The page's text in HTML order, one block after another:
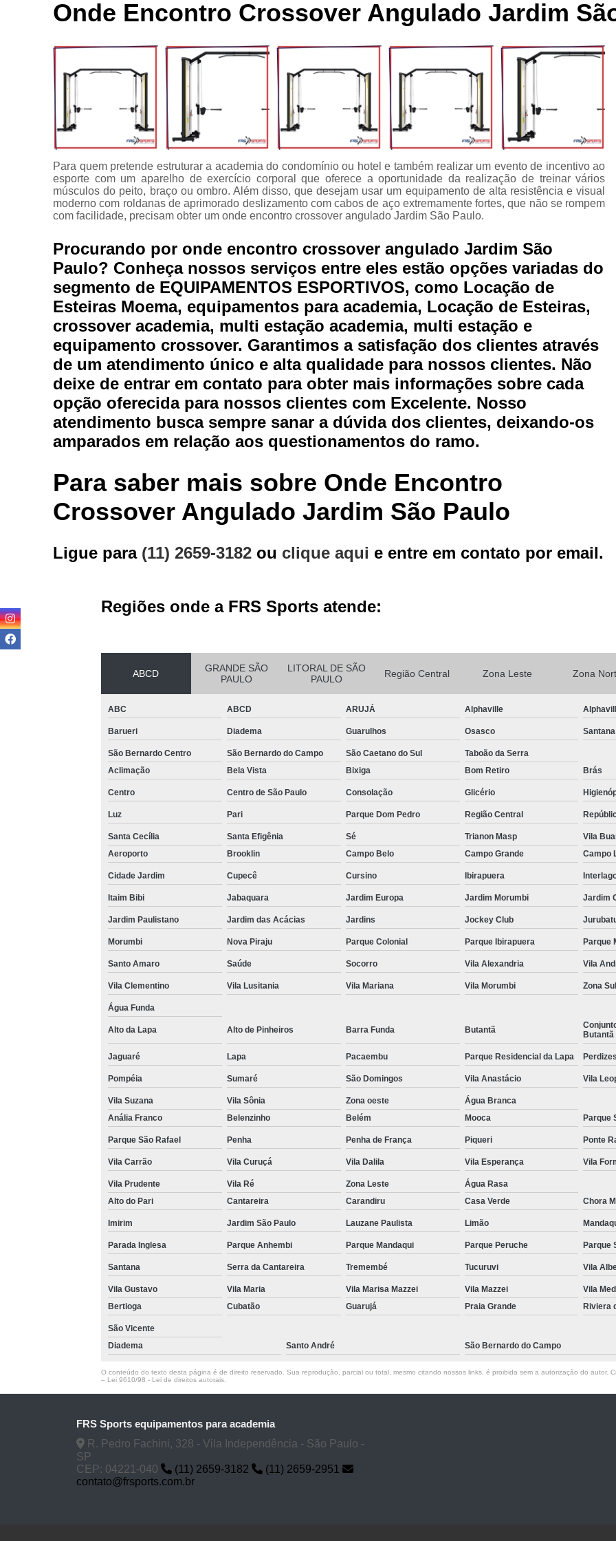
Locação de
aparelhos
equipamentos
academia
Manutenção
para
equipamentos
de academia
Multi estação
Venda de
equipamentos
para
academia
Bicicleta Movement Lxu
Bicicleta Movement Perform
Crossover Academia
Crossover Angulado Crossover
Crossover para Musculação
Crossover Profissional para
Crossover Treinamento Funcional
Equipamento Crossover
Aparelho Elíptico de Academia
Aparelho Elíptico Gt e
Elíptico da Movement
Elíptico Movement Elíptico
Elíptico Movement Lx140
Elíptico Movement Perform
Equipamento para Academia
Equipamento
Equipamento para Academia Profissional
Equipamentos para Academia de Condomínio
Equipamentos para Academia em Clubes
Equipamentos para Academia Musculação
Equipamentos para Academia para Personal Trainer
Equipamentos
Esteira Movement Academia
Esteira Movement com
Esteira Movement Lx 160
Esteira Movement Lx 160g4 Esteira
Esteira Movement R4 110v
Esteira Movement Rt 150 Esteira
Locação de Aparelho Academia
Locação de Aparelho Elíptico
Locação de Aparelhos de Musculação
Locação de Aparelhos para
Locação de Esteira para Academia
Locação de Equipamento Academia Musculação
Locação de Equipamento para Academia
Locação de Equipamento para Academia de Musculação
Locação de Equipamentos para Academia Musculação
Manutenção em Equipamentos de Academia
Manutenção Equipamentos de Academia
Serviço de
Completa Multi Estação W4
Multi Estação Academia
Multi Estação Funcional
Multi Estação Musculação Multi
Multi Estação para Musculação
Multi Estação Performer Multi
Venda de Equipamentos e Acessórios para Academia
Venda
Venda de Equipamentos para Academia Grande
Venda de
Venda de Equipamentos para Academia Profissional
Venda Equipamentos para Academia de Condomínios
Venda Equipamentos para Academia de Idosos
Venda
Onde Encontro Crossover Angulado Jardim
Para quem pretende estruturar a academia do condomínio ou hotel e também realizar um evento de incentivo ao
esporte com um aparelho de exercício corporal que oferece a oportunidade da realização de treinar vários
músculos do peito, braço ou ombro. Além disso, que desejam usar um equipamento de alta resistência e visual
moderno com roldanas de aprimorado deslizamento com cabos de aço extremamente fortes, que não se rompem
com facilidade, precisam obter um onde encontro crossover angulado Jardim São Paulo.
Procurando por onde encontro crossover angulado Jardim São
Paulo? Conheça nossos serviços entre eles estão opções variadas do
segmento de EQUIPAMENTOS ESPORTIVOS, como Locação de
Esteiras Moema, equipamentos para academia, Locação de Esteiras,
crossover academia, multi estação academia, multi estação e
equipamento crossover. Garantimos a satisfação dos clientes através
de um atendimento único e alta qualidade para nossos clientes. Não
deixe de entrar em contato para obter mais informações sobre cada
opção oferecida para nossos clientes com Excelente. Nosso
atendimento busca sempre sanar a dúvida dos clientes, deixando-os
amparados em relação aos questionamentos do ramo.
Para saber mais sobre Onde Encontro
Crossover Angulado Jardim São Paulo
Ligue para (11) 2659-3182 ou clique aqui e entre em contato por email.
Regiões onde a FRS Sports atende:
ABCD
GRANDE SÃO
PAULO
LITORAL DE SÃO
PAULO
Região Central Zona Leste Zona
ABC ABCD ARUJÁ Alphaville
Barueri Diadema Guarulhos Osasco
São Bernardo Centro São Bernardo do Campo São Caetano do Sul
Taboão da Serra
Aclimação
Bela Vista Bixiga Bom Retiro Brás
Centro Centro de São Paulo Consolação Glicério
Luz Pari Parque Dom Pedro Região Central
Santa Cecília Santa Efigênia Sé Trianon Masp
Vila
Aeroporto
Brooklin Campo Belo Campo Grande Campo
Cidade Jardim Cupecê Cursino Ibirapuera
Itaim Bibi Jabaquara Jardim Europa Jardim Morumbi Jardim
Jardim Paulistano Jardim das Acácias Jardins Jockey Club
Morumbi Nova Piraju Parque Colonial Parque Ibirapuera Parque
Santo Amaro Saúde Socorro Vila Alexandria Vila
Vila Clementino Vila Lusitania Vila Mariana Vila Morumbi Zona Sul
Água Funda
Alto da Lapa Alto de Pinheiros Barra Funda Butantã
Butantã
Jaguaré Lapa Pacaembu Parque Residencial da Lapa Perdizes
Pompéia Sumaré São Domingos Vila Anastácio Vila
Vila Suzana Vila Sônia Zona oeste
Água Branca
Anália Franco
Belenzinho Belém Mooca Parque
Parque São Rafael Penha Penha de França Piqueri Ponte
Vila Carrão Vila Curuçá Vila Dalila Vila Esperança Vila
Vila Prudente Vila Ré Zona Leste
Água Rasa
Alto do Pari
Cantareira Carandiru Casa Verde Chora
Imirim Jardim São Paulo Lauzane Paulista Limão
Parada Inglesa Parque Anhembi Parque Mandaqui Parque Peruche Parque
Santana Serra da Cantareira Tremembé Tucuruvi Vila
Vila Gustavo Vila Maria Vila Marisa Mazzei Vila Mazzei
Vila
Bertioga
Cubatão Guarujá Praia Grande Riviera
São Vicente
Diadema
Santo André São Bernardo do Campo
O conteúdo do texto desta página é de direito reservado. Sua reprodução, parcial ou total, mesmo citando nossos links, é proibida sem a autorização do autor.
– Lei 9610/98 - Lei de direitos autorais.
FRS Sports equipamentos para academia
R. Pedro Fachini, 328 - Vila Independência - São Paulo -
SP
CEP: 04221-040
(11) 2659-3182
(11) 2659-2951
contato@frsports.com.br